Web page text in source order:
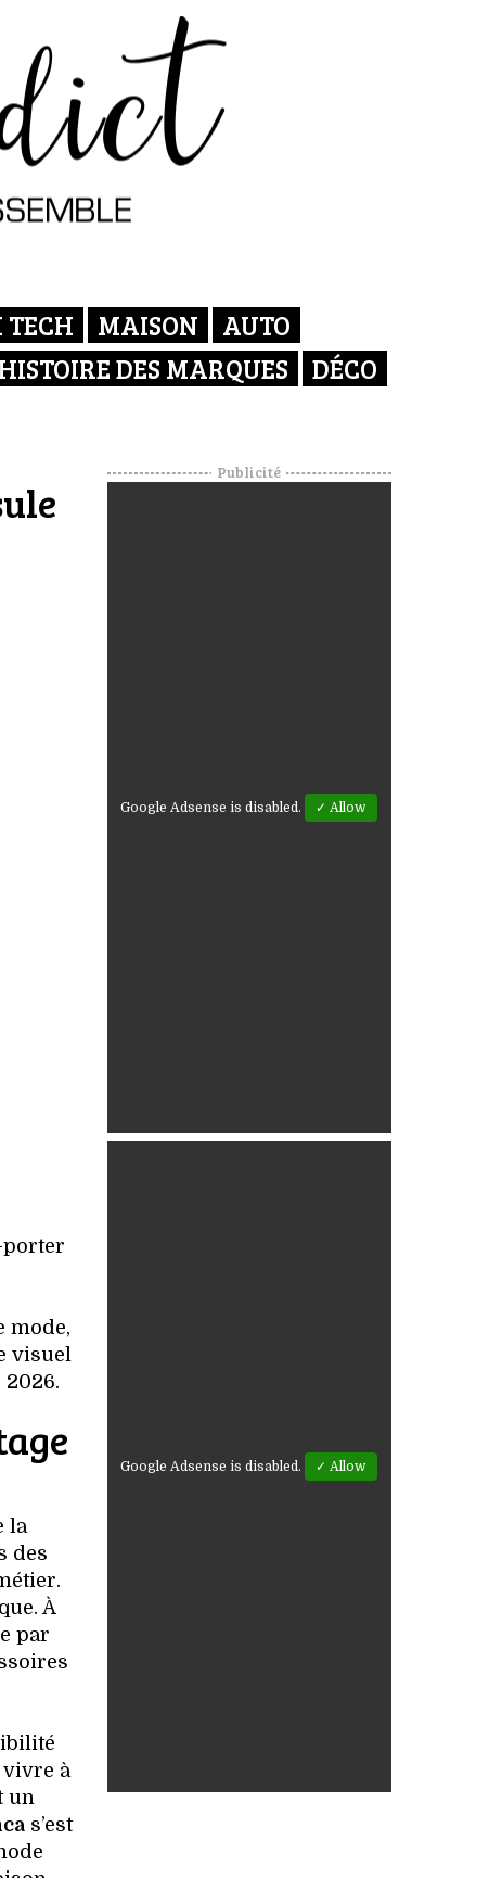
MAISON
AUTO
HISTOIRE DES MARQUES
DÉCO
porter
mode,
visuel
2026.
la
des
À
par
vivre à
un
s’est
Publicité
Google Adsense is disabled. ✓ Allow
Google Adsense is disabled. ✓ Allow